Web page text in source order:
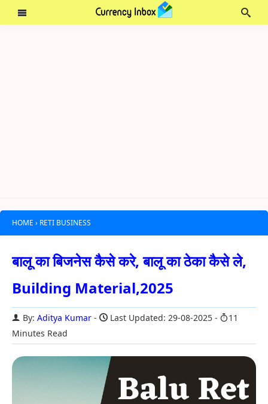
HOME › RETI BUSINESS
बालू का बिजनेस कैसे करे, बालू का ठेका कैसे ले,
Building Material,2025
By: Aditya Kumar Last Updated: 29-08-2025
11
Minutes Read